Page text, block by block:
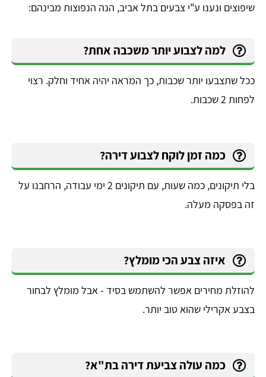
שיפוצים ונענו ע"י צבעים בתל אביב, הנה הנפוצות מבינהם:
למה לצבוע יותר משכבה אחת?
ככל שתצבעו יותר שכבות, כך המראה יהיה אחיד וחלק. רצוי
לפחות 2 שכבות.
כמה זמן לוקח לצבוע דירה?
בלי תיקונים, כמה שעות, עם תיקונים 2 ימי עבודה, הרחבנו על
זה בפסקה מעלה.
איזה צבע הכי מומלץ?
להוזלת מחירים אפשר להשתמש בסיד - אבל מומלץ לבחור
בצבע אקרילי שהוא טוב יותר.
כמה עולה צביעת דירה בת"א?